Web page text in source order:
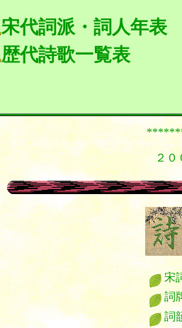
宋代詞派・詞人年表
歴代詩歌一覧表
菩薩蛮 菩薩蛮 菩
漢詩 唐詩 漢詩 宋詞 漢詩 唐詩 漢詩 宋
２０
宋
詞
詞